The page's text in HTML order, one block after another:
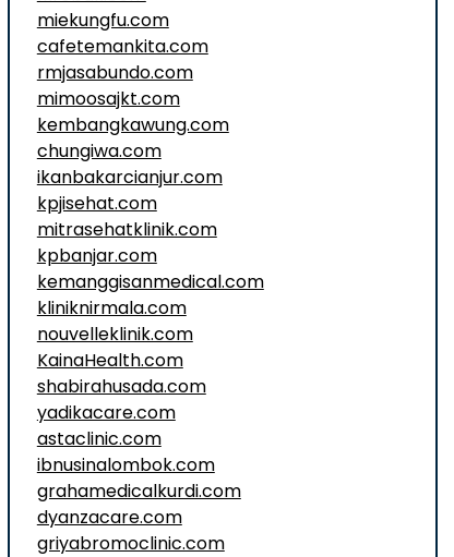
miekungfu.com
cafetemankita.com
rmjasabundo.com
mimoosajkt.com
kembangkawung.com
chungiwa.com
ikanbakarcianjur.com
kpjisehat.com
mitrasehatklinik.com
kpbanjar.com
kemanggisanmedical.com
kliniknirmala.com
nouvelleklinik.com
KainaHealth.com
shabirahusada.com
yadikacare.com
astaclinic.com
ibnusinalombok.com
grahamedicalkurdi.com
dyanzacare.com
griyabromoclinic.com